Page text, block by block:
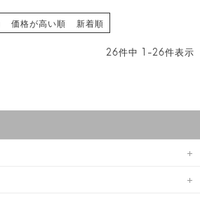
価格が高い順 新着順
26件中 1 -26件表示